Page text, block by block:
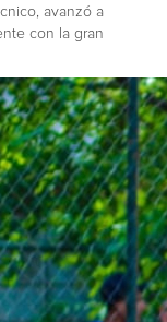
avanzó a
con la gran